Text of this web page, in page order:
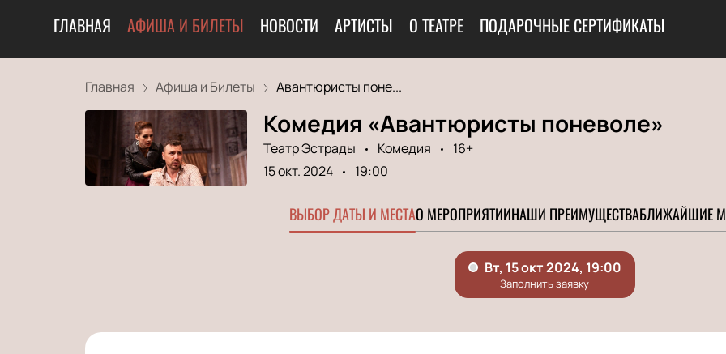
ГЛАВНАЯ АФИША И БИЛЕТЫ НОВОСТИ АРТИСТЫ О ТЕАТРЕ ПОДАРОЧНЫЕ СЕРТИФИКАТЫ
Главная Афиша и Билеты Авантюристы поне...
Комедия «Авантюристы поневоле»
Театр Эстрады Комедия
16+
15 окт. 2024
19:00
ВЫБОР ДАТЫ И МЕСТАО МЕРОПРИЯТИИНАШИ ПРЕИМУЩЕСТВАБЛИЖАЙШИЕ